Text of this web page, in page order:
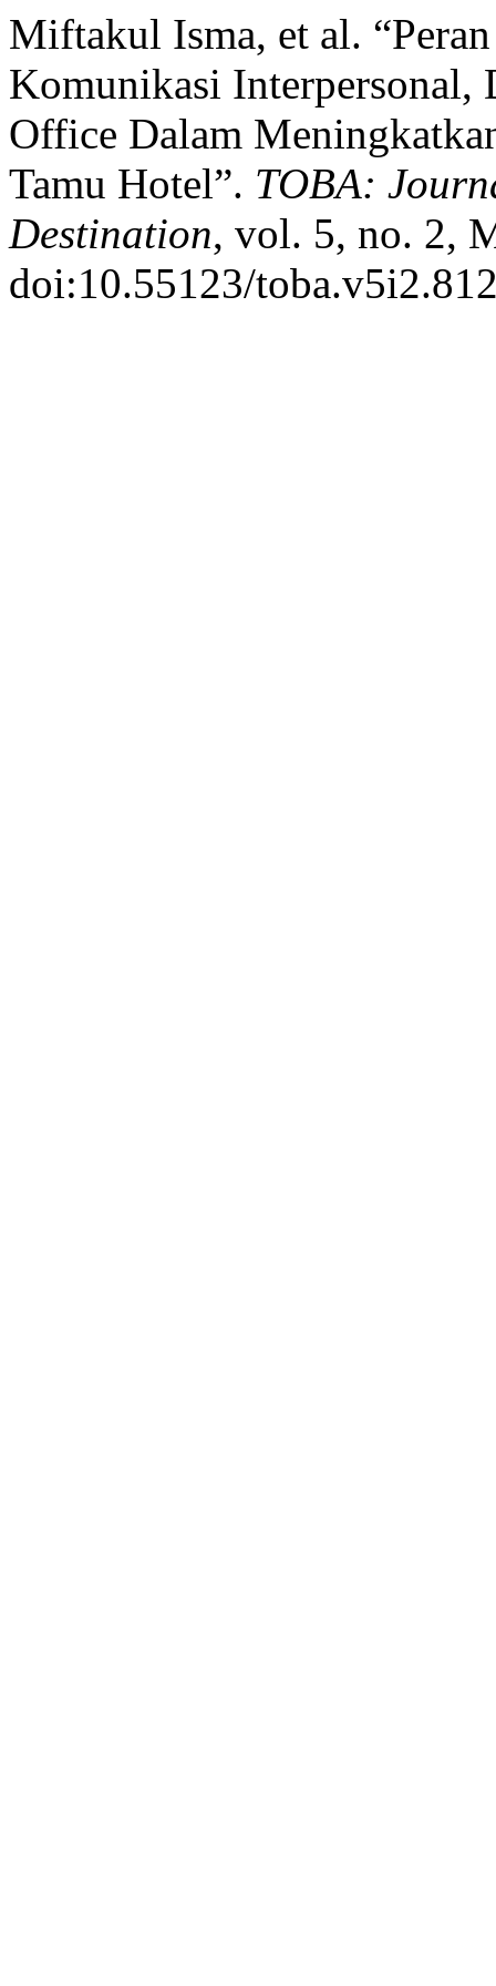
Miftakul Isma, et al.
Komunikasi
Office Dalam
Tamu Hotel”. TOBA:
Destination, vol. 5, no. 2,
doi:10.55123/